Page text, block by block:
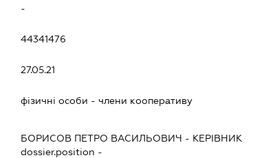
-
44341476
27.05.21
фізичні особи - члени кооперативу
БОРИСОВ ПЕТРО ВАСИЛЬОВИЧ - КЕРІВНИК
dossier.position -